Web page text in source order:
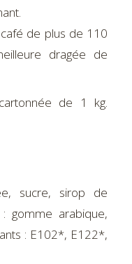
de plus de 110
dragée de
de 1 kg.
sucre, sirop de
: gomme arabique,
: E102*, E122*,